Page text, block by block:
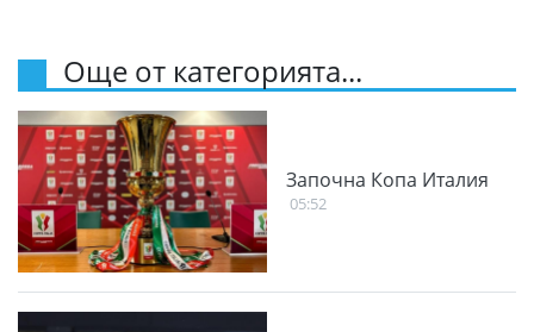
Още от категорията...
Започна Копа Италия
05:52